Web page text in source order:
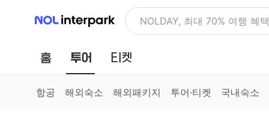
NOL 인터파크 NOLDAY, 최대 70% 여행 혜택
홈 투어
항공 해외숙소 해외패키지 투어·티켓 국내숙소